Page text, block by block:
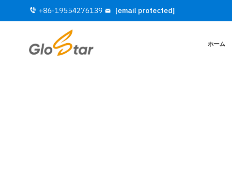
+86-19554276139 [email protected]
ホーム